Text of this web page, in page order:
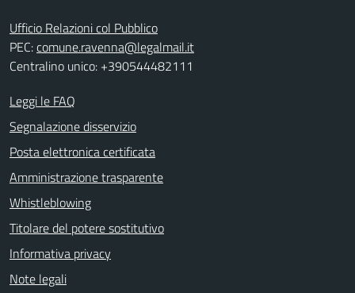
Ufficio Relazioni col Pubblico
PEC:comune.ravenna@legalmail.it
Centralino unico: +390544482111
Leggi le FAQ
Segnalazione disservizio
Posta elettronica certificata
Amministrazione trasparente
Whistleblowing
Titolare del potere sostitutivo
Informativa privacy
Note legali